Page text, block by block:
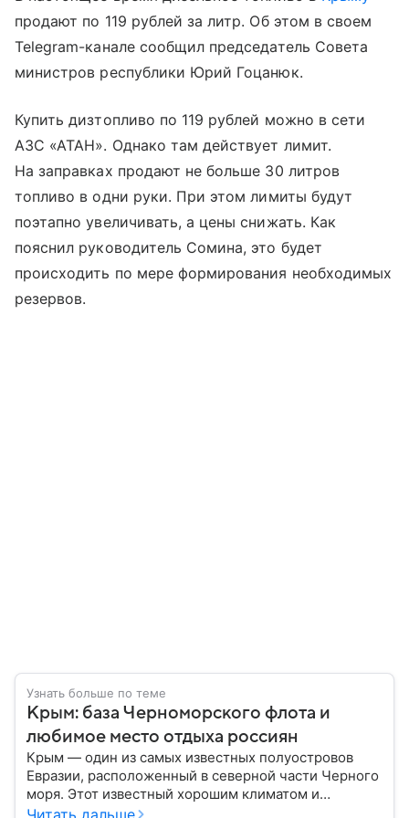
продают по 119 рублей за литр. Об этом в своем
Telegram-канале сообщил председатель Совета
министров республики Юрий Гоцанюк.
Купить дизтопливо по 119 рублей можно в сети
АЗС «АТАН». Однако там действует лимит.
На заправках продают не больше 30 литров
топливо в одни руки. При этом лимиты будут
поэтапно увеличивать, а цены снижать. Как
пояснил руководитель Сомина, это будет
происходить по мере формирования необходимых
резервов.
Узнать больше по теме
Крым: база Черноморского флота и
любимое место отдыха россиян
Крым — один из самых известных полуостровов
Евразии, расположенный в северной части Черного
моря. Этот известный хорошим климатом и
красивой природой регион имеет также огромное
Читать дальше